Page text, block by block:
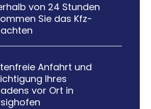
von 24 Stunden
Sie das Kfz-
Anfahrt und
Ihres
vor Ort in